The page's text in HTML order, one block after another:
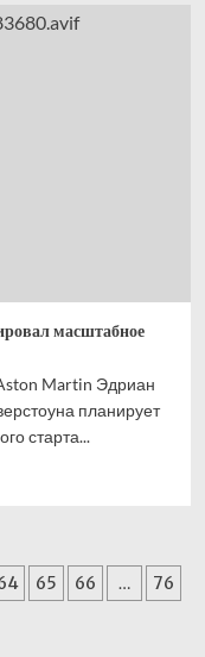
масштабное
Martin Эдриан
планирует
старта...
65 66 …
76